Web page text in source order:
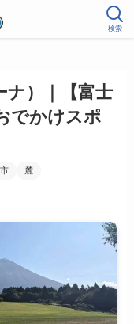
検索
ナ）｜【富士
でかけスポ
麓